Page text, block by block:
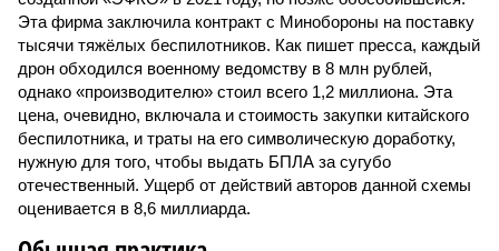
Эта фирма заключила контракт с Минобороны на поставку
тысячи тяжёлых беспилотников. Как пишет пресса, каждый
дрон обходился военному ведомству в 8 млн рублей,
однако «производителю» стоил всего 1,2 миллиона. Эта
цена, очевидно, включала и стоимость закупки китайского
беспилотника, и траты на его символическую доработку,
нужную для того, чтобы выдать БПЛА за сугубо
отечественный. Ущерб от действий авторов данной схемы
оценивается в 8,6 миллиарда.